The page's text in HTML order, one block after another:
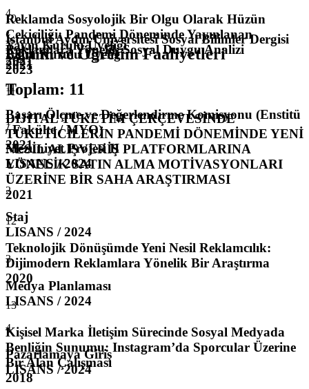
Reklamda Sosyolojik Bir Olgu Olarak Hüzün
Çekiciliği: Pandemi Döneminde Yayınlanan
Reklamlara Yönelik Sosyal Duygu Analizi
2021
11
DİJİTAL TÜKETİM ÇERÇEVESİNDE
TÜKETİCİLERİN PANDEMİ DÖNEMİNDE YENİ
NESİL ALIŞVERİŞ PLATFORMLARINA
YÖNELİK SATIN ALMA MOTİVASYONLARI
ÜZERİNE BİR SAHA ARAŞTIRMASI
2021
12
Teknolojik Dönüşümde Yeni Nesil Reklamcılık:
Dijimodern Reklamlara Yönelik Bir Araştırma
2020
13
Kişisel Marka İletişim Sürecinde Sosyal Medyada
Benliğin Sunumu: Instagram’da Sporcular Üzerine
Bir Alan Çalışması
2018
10
Yayın Kurulu Üyeliği
2021
11
Başarı Ölçme ve Değerlendirme Komisyonu (Enstitü
/ Fakülte / MYO)
2021
4
İstanbul Aydın Üniversitesi Sosyal Bilimler Dergisi
Bilim Kurulu Üyeliği
2023
Eğitim ve Öğretim Faaliyetleri
Toplam: 11
1
Mezuniyet Projesi II
LISANS / 2024
2
Staj
LISANS / 2024
3
Medya Planlaması
LISANS / 2024
4
Pazarlamaya Giriş
LISANS / 2024